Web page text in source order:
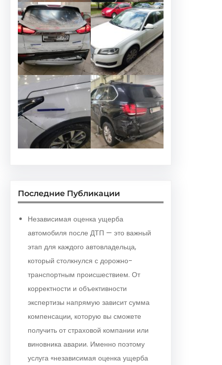
Последние Публикации
Независимая оценка ущерба
автомобиля после ДТП — это важный
этап для каждого автовладельца,
который столкнулся с дорожно-
транспортным происшествием. От
корректности и объективности
экспертизы напрямую зависит сумма
компенсации, которую вы сможете
получить от страховой компании или
виновника аварии. Именно поэтому
услуга «независимая оценка ущерба